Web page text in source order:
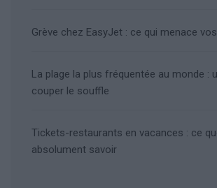
Grève chez EasyJet : ce qui menace
La plage la plus fréquentée au monde :
couper le souffle
Tickets-restaurants en vacances : ce
absolument savoir